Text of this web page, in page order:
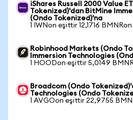
iShares Russell 2000 Value
Tokenized)'dan BitMine
(Ondo Tokenized)'na
1 IWNon eşittir 12,1716 BMNRon
Robinhood Markets (Ondo
Immersion Technologies
1 HOODon eşittir 5,0149
Broadcom (Ondo
Technologies (Ondo
1 AVGOon eşittir 22,9755